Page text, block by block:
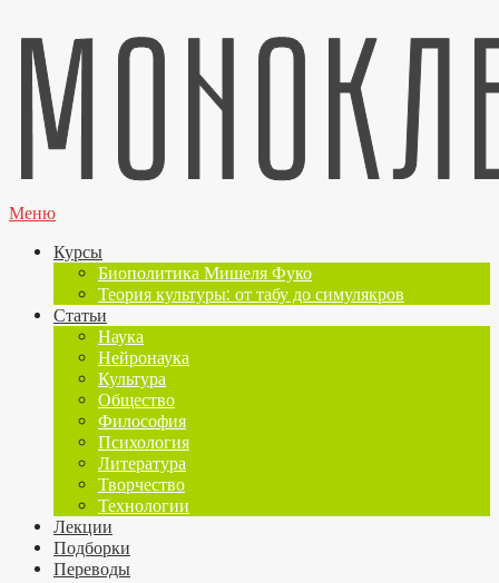
Меню
Курсы
Биополитика Мишеля Фуко
Теория культуры: от табу до симулякров
Статьи
Наука
Нейронаука
Культура
Общество
Философия
Психология
Литература
Творчество
Технологии
Лекции
Подборки
Переводы